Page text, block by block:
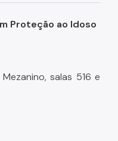
Para o
Idoso
Proteção ao Idoso
salas 516 e